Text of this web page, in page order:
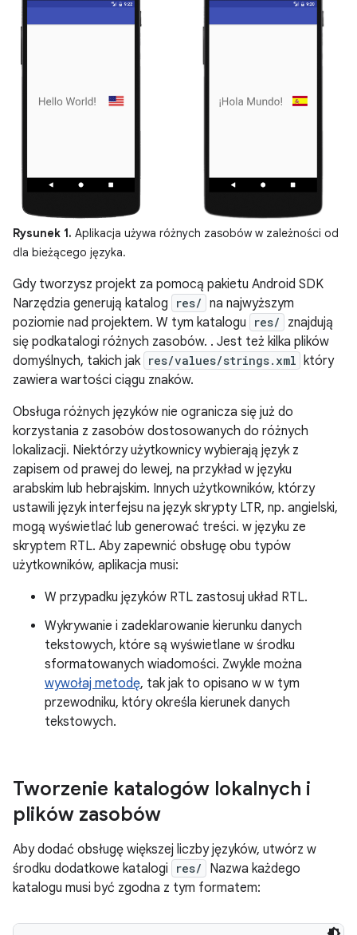
Rysunek 1. Aplikacja używa różnych zasobów w zależności od
dla bieżącego języka.
Gdy tworzysz projekt za pomocą pakietu Android SDK
Narzędzia generują katalog
res/ na najwyższym
poziomie nad projektem. W tym katalogu
res/
znajdują
się podkatalogi różnych zasobów. . Jest też kilka plików
domyślnych, takich jak res/values/strings.xml który
zawiera wartości ciągu znaków.
Obsługa różnych języków nie ogranicza się już do
korzystania z zasobów dostosowanych do różnych
lokalizacji. Niektórzy użytkownicy wybierają język z
zapisem od prawej do lewej, na przykład w języku
arabskim lub hebrajskim. Innych użytkowników, którzy
ustawili język interfejsu na język skrypty LTR, np. angielski,
mogą wyświetlać lub generować treści. w języku ze
skryptem RTL. Aby zapewnić obsługę obu typów
użytkowników, aplikacja musi:
W przypadku języków RTL zastosuj układ RTL.
Wykrywanie i zadeklarowanie kierunku danych
tekstowych, które są wyświetlane w środku
sformatowanych wiadomości. Zwykle można
wywołaj metodę, tak jak to opisano w w tym
przewodniku, który określa kierunek danych
tekstowych.
Tworzenie katalogów lokalnych i
plików zasobów
Aby dodać obsługę większej liczby języków, utwórz w
środku dodatkowe katalogi
res/
Nazwa każdego
katalogu musi być zgodna z tym formatem: